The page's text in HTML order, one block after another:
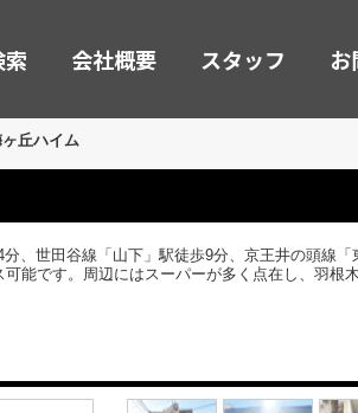
会社概要 スタッフ
丘ハイム
、世田谷線「山下」駅徒歩9分、京王井の頭線「
能です。周辺にはスーパーが多く点在し、羽根